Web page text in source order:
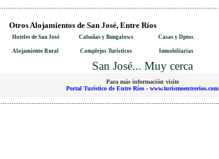
Otros Alojamientos de San José, Entre Ríos
Hoteles de San José Cabañas y Bungalows Casas y Dptos.
Alojamiento Rural Complejos Turísticos Inmobiliarias
San José... Muy cerca
Para más información visite
Portal Turístico de Entre Ríos - www.turismoentrerios.com